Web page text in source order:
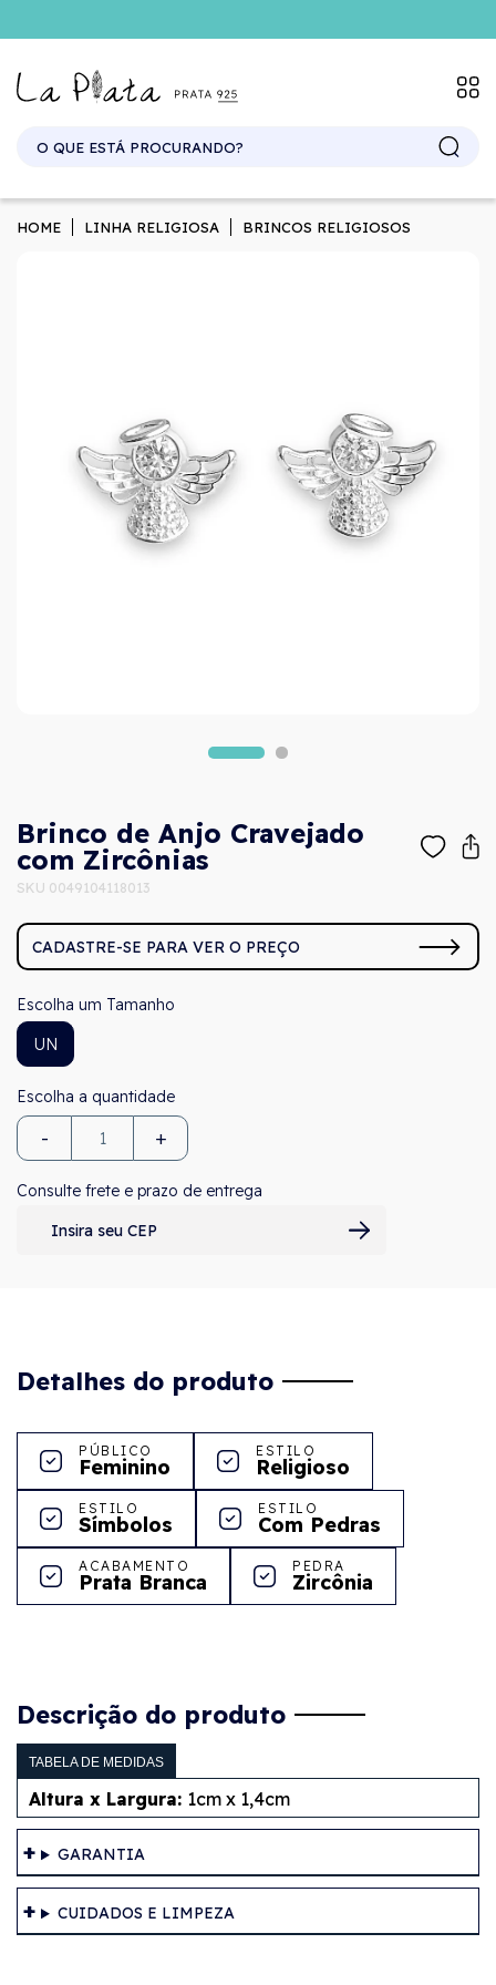
HOME LINHA RELIGIOSA BRINCOS RELIGIOSOS
Brinco de Anjo Cravejado
com Zircônias
SKU 0049104118013
CADASTRE-SE PARA VER O PREÇO
Tamanho
UN
- +
Consulte frete e prazo de entrega
Detalhes do produto
PÚBLICO
Feminino
ESTILO
Religioso
ESTILO
Símbolos
ESTILO
Com Pedras
ACABAMENTO
Prata Branca
PEDRA
Zircônia
Descrição do produto
TABELA DE MEDIDAS
Altura x Largura: 1cm x 1,4cm
GARANTIA
CUIDADOS E LIMPEZA